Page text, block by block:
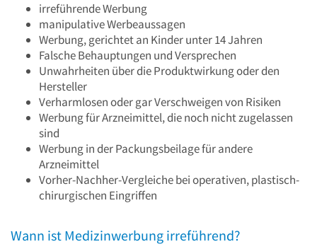
irreführende Werbung
manipulative Werbeaussagen
Werbung, gerichtet an Kinder unter 14 Jahren
Falsche Behauptungen und Versprechen
Unwahrheiten über die Produktwirkung oder den
Hersteller
Verharmlosen oder gar Verschweigen von Risiken
Werbung für Arzneimittel, die noch nicht zugelassen
sind
Werbung in der Packungsbeilage für andere
Arzneimittel
Vorher-Nachher-Vergleiche bei operativen, plastisch-
chirurgischen Eingriffen
Wann ist Medizinwerbung irreführend?